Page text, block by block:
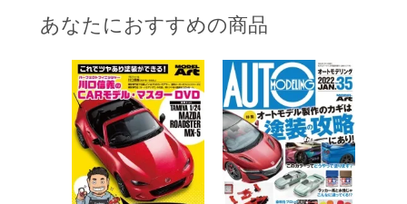
あなたにおすすめの商品